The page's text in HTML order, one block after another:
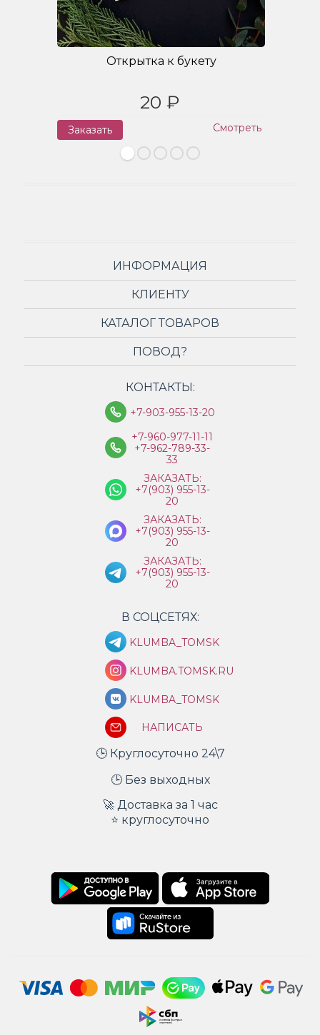
Открытка к букету
20 ₽
Заказать Смотреть
ИНФОРМАЦИЯ
КЛИЕНТУ
КАТАЛОГ ТОВАРОВ
ПОВОД?
КОНТАКТЫ:
+7-903-955-13-20
+7-960-977-11-11
+7-962-789-33-
33
ЗАКАЗАТЬ:
+7(903) 955-13-
20
ЗАКАЗАТЬ:
+7(903) 955-13-
20
ЗАКАЗАТЬ:
+7(903) 955-13-
20
В СОЦСЕТЯХ:
KLUMBA_TOMSK
KLUMBA.TOMSK.RU
KLUMBA_TOMSK
НАПИСАТЬ
🕒 Круглосуточно 24\7
🕒 Без выходных
🚀 Доставка за 1 час
⭐ круглосуточно